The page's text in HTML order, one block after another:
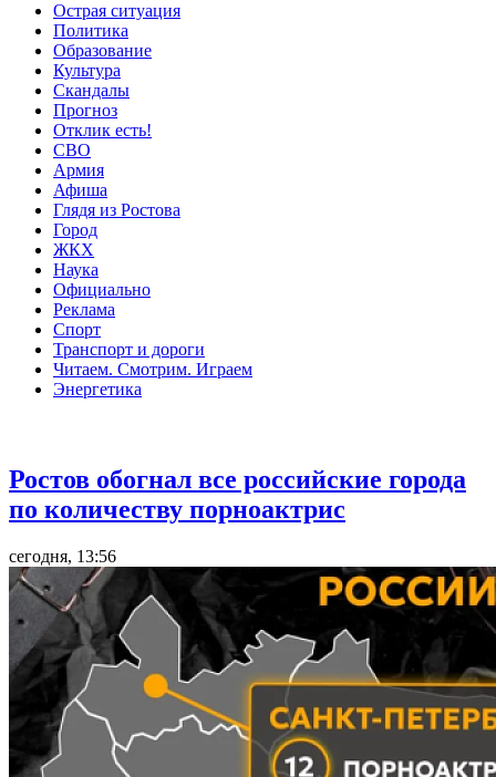
Острая ситуация
Политика
Образование
Культура
Скандалы
Прогноз
Отклик есть!
СВО
Армия
Афиша
Глядя из Ростова
Город
ЖКХ
Наука
Официально
Реклама
Спорт
Транспорт и дороги
Читаем. Смотрим. Играем
Энергетика
Ростов обогнал все российские города
по количеству порноактрис
сегодня, 13:56